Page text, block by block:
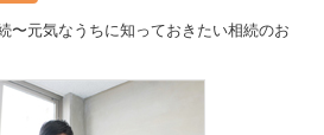
〜元気なうちに知っておきたい相続のお